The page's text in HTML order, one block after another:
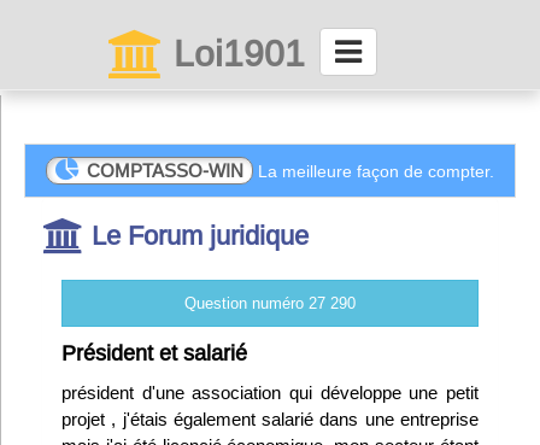
Loi1901
Connexion
Abonnez-vous à LettrAsso
Menu général
ServiceAsso
Partager
COMPTASSO-WIN La meilleure façon de compter.
Le Forum juridique
Question numéro 27 290
Président et salarié
président d'une association qui développe une petit
projet , j'étais également salarié dans une entreprise